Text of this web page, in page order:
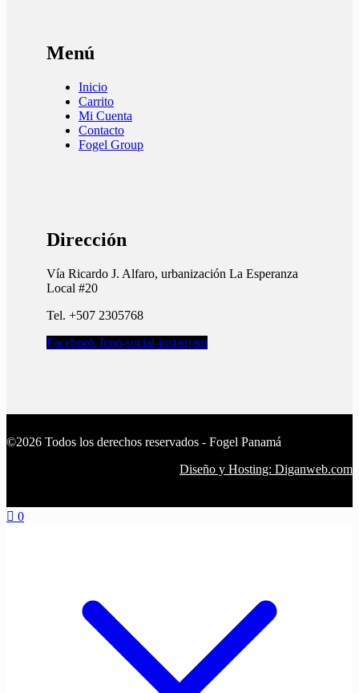
Menú
Inicio
Carrito
Mi Cuenta
Contacto
Fogel Group
Dirección
Vía Ricardo J. Alfaro, urbanización La Esperanza
Local #20
Tel. +507 2305768
Facebook Icon-social-instagram
©2026 Todos los derechos reservados - Fogel Panamá
Diseño y Hosting: Diganweb.com
0